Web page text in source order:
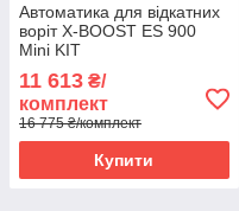
Автоматика для відкатних
воріт X-BOOST ES 900
Mini KIT
11 613 ₴/
комплект
16 775 ₴/комплект
Купити